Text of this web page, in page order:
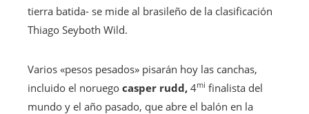
tierra batida- se mide al brasileño de la clasificación
Thiago Seyboth Wild.
Varios «pesos pesados» pisarán hoy las canchas,
incluido el noruego casper rudd, 4mi finalista del
mundo y el año pasado, que abre el balón en la